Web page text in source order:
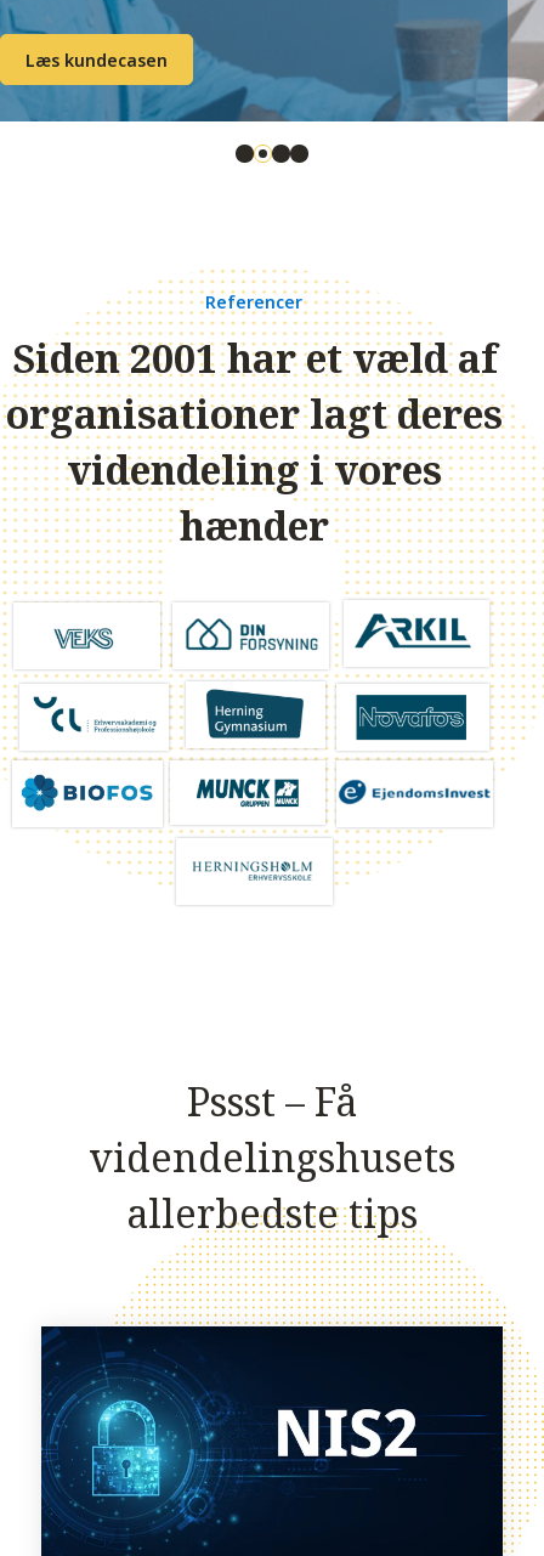
Læs kundecasen
Referencer
Siden 2001 har et væld af
organisationer lagt deres
videndeling i vores
hænder
Pssst – Få
videndelingshusets
allerbedste tips